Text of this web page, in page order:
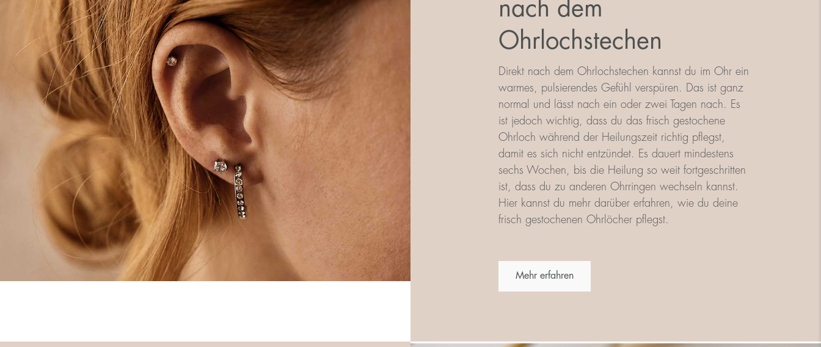
nach dem
Ohrlochstechen
Direkt nach dem Ohrlochstechen kannst du im Ohr ein
warmes, pulsierendes Gefühl verspüren. Das ist ganz
normal und lässt nach ein oder zwei Tagen nach. Es
ist jedoch wichtig, dass du das frisch gestochene
Ohrloch während der Heilungszeit richtig pflegst,
damit es sich nicht entzündet. Es dauert mindestens
sechs Wochen, bis die Heilung so weit fortgeschritten
ist, dass du zu anderen Ohrringen wechseln kannst.
Hier kannst du mehr darüber erfahren, wie du deine
frisch gestochenen Ohrlöcher pflegst.
Mehr erfahren